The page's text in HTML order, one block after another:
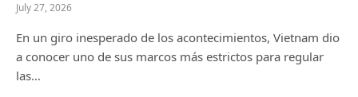
July 27, 2026
En un giro inesperado de los acontecimientos, Vietnam dio
a conocer uno de sus marcos más estrictos para regular
las…